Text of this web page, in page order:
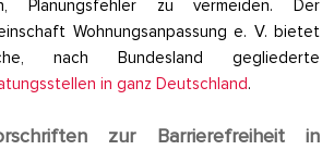
Planungsfehler zu vermeiden. Der
Wohnungsanpassung e. V. bietet
nach Bundesland gegliederte
in ganz Deutschland.
zur Barrierefreiheit in